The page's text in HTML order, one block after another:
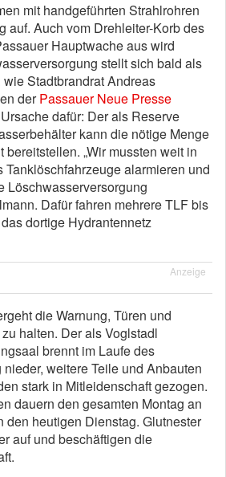
mit handgeführten Strahlrohren
auf. Auch vom Drehleiter-Korb des
Hauptwache aus wird
stellt sich bald als
Stadtbrandrat Andreas
derPassauer Neue Presse
dafür: Der als Reserve
kann die nötige Menge
„Wir mussten weit in
alarmieren und
Löschwasserversorgung
Dafür fahren mehrere TLF bis
dortige Hydrantennetz
Anzeige
die Warnung, Türen und
halten. Der als Voglstadl
brennt im Laufe des
weitere Teile und Anbauten
stark in Mitleidenschaft gezogen.
dauern den gesamten Montag an
den heutigen Dienstag. Glutnester
auf und beschäftigen die